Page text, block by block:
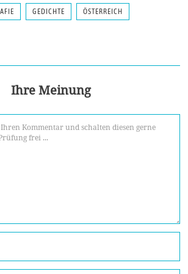
GEDICHTE ÖSTERREICH
Ihre Meinung